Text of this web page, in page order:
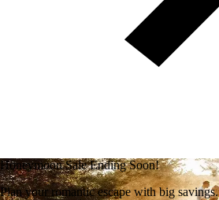
Honeymoon Sale Ending Soon!
Plan your romantic escape with big savings.